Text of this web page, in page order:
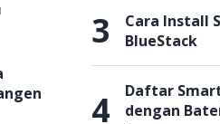
3
Cara Install
BlueStack
4
Daftar
dengan